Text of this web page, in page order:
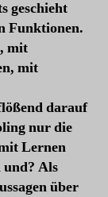
geschieht
Funktionen.
mit
mit
darauf
nur die
Lernen
und? Als
über